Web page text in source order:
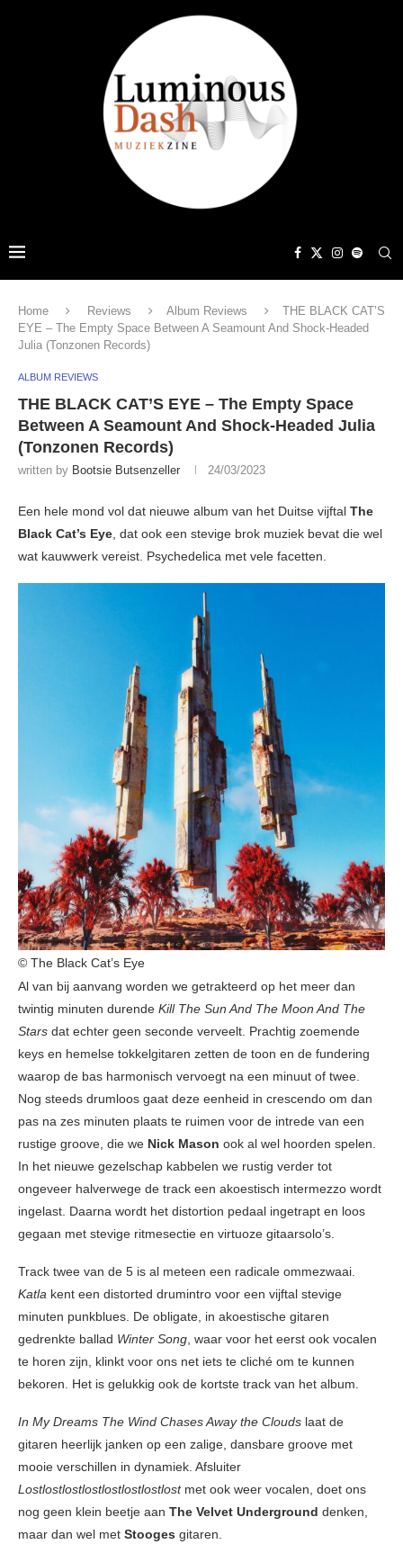
Home Reviews Album Reviews
THE BLACK CAT’S
EYE – The Empty Space Between A Seamount And Shock-Headed
Julia (Tonzonen Records)
ALBUM REVIEWS
THE BLACK CAT’S EYE – The Empty Space
Between A Seamount And Shock-Headed Julia
(Tonzonen Records)
written by Bootsie Butsenzeller 24/03/2023
Een hele mond vol dat nieuwe album van het Duitse vijftal The
Black Cat’s Eye, dat ook een stevige brok muziek bevat die wel
wat kauwwerk vereist. Psychedelica met vele facetten.
© The Black Cat’s Eye
Al van bij aanvang worden we getrakteerd op het meer dan
twintig minuten durende Kill The Sun And The Moon And The
Stars dat echter geen seconde verveelt. Prachtig zoemende
keys en hemelse tokkelgitaren zetten de toon en de fundering
waarop de bas harmonisch vervoegt na een minuut of twee.
Nog steeds drumloos gaat deze eenheid in crescendo om dan
pas na zes minuten plaats te ruimen voor de intrede van een
rustige groove, die we Nick Mason ook al wel hoorden spelen.
In het nieuwe gezelschap kabbelen we rustig verder tot
ongeveer halverwege de track een akoestisch intermezzo wordt
ingelast. Daarna wordt het distortion pedaal ingetrapt en loos
gegaan met stevige ritmesectie en virtuoze gitaarsolo’s.
Track twee van de 5 is al meteen een radicale ommezwaai.
Katla kent een distorted drumintro voor een vijftal stevige
minuten punkblues. De obligate, in akoestische gitaren
gedrenkte ballad Winter Song, waar voor het eerst ook vocalen
te horen zijn, klinkt voor ons net iets te cliché om te kunnen
bekoren. Het is gelukkig ook de kortste track van het album.
In My Dreams The Wind Chases Away the Clouds laat de
gitaren heerlijk janken op een zalige, dansbare groove met
mooie verschillen in dynamiek. Afsluiter
Lostlostlostlostlostlostlostlostmet ook weer vocalen, doet ons
nog geen klein beetje aan The Velvet Underground denken,
maar dan wel met Stooges gitaren.